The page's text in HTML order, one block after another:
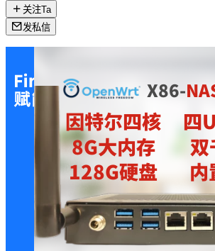
关注Ta
发私信